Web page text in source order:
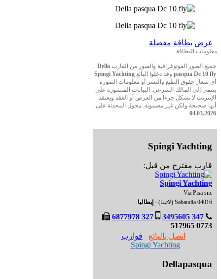
عرض بطاقة مفصلة
معلومات البطاقة
جميع الصور الفوتوغرافية والصور من القارب Della
pasqua Dc 10 fly وقد دخلوا البائع Spingi Yachting
أي شعار حقوق الطبع والنشر أو معلومات الصورة
ينتمي إلى المالك الشرعي. البيانات المنشورة على
الإنترنت لا تشكل جزءا من العرض أو العقد ويعتقد
أنها صحيحة ولكن غير مضمونة. محول المحدثة على:
04.03.2026
Spingi Yachting
قارب مقترح من قبل:
Spingi Yachting
Via Pisa snc
04016 Sabaudia (لاتينا) -
إيطاليا
347 3495605
327 6877978
0773 517965
اتصل بالبائع
قوارب
Spingi Yachting
Dellapasqua